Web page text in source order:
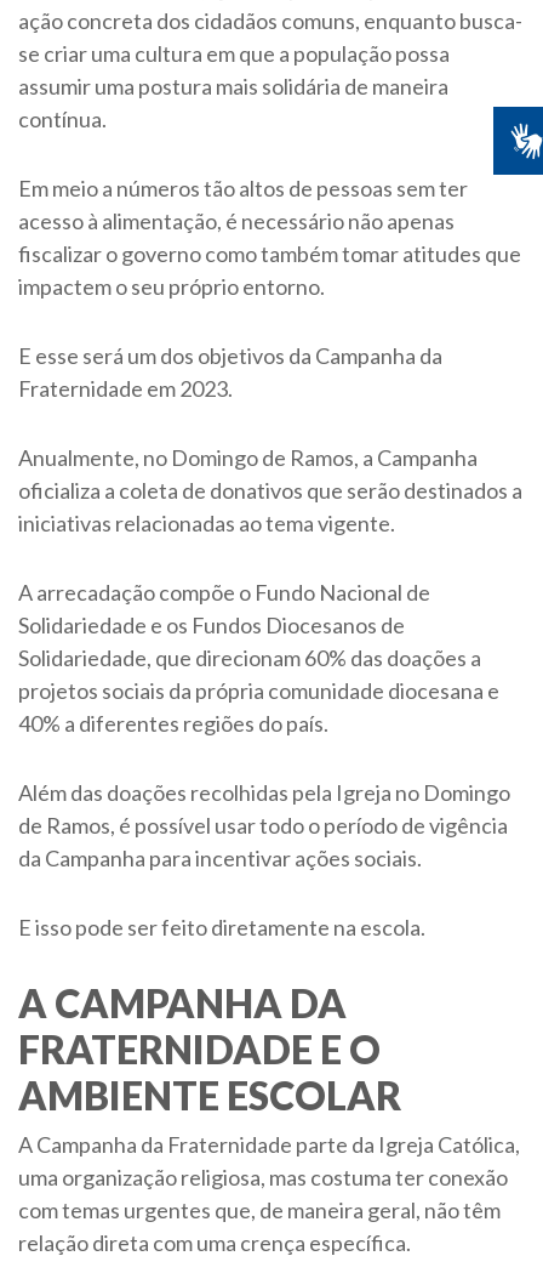
ação concreta dos cidadãos comuns, enquanto busca-
se criar uma cultura em que a população possa
assumir uma postura mais solidária de maneira
contínua.
Em meio a números tão altos de pessoas sem ter
acesso à alimentação, é necessário não apenas
fiscalizar o governo como também tomar atitudes que
impactem o seu próprio entorno.
E esse será um dos objetivos da Campanha da
Fraternidade em 2023.
Anualmente, no Domingo de Ramos, a Campanha
oficializa a coleta de donativos que serão destinados a
iniciativas relacionadas ao tema vigente.
A arrecadação compõe o Fundo Nacional de
Solidariedade e os Fundos Diocesanos de
Solidariedade, que direcionam 60% das doações a
projetos sociais da própria comunidade diocesana e
40% a diferentes regiões do país.
Além das doações recolhidas pela Igreja no Domingo
de Ramos, é possível usar todo o período de vigência
da Campanha para incentivar ações sociais.
E isso pode ser feito diretamente na escola.
A CAMPANHA DA
FRATERNIDADE E O
AMBIENTE ESCOLAR
A Campanha da Fraternidade parte da Igreja Católica,
uma organização religiosa, mas costuma ter conexão
com temas urgentes que, de maneira geral, não têm
relação direta com uma crença específica.